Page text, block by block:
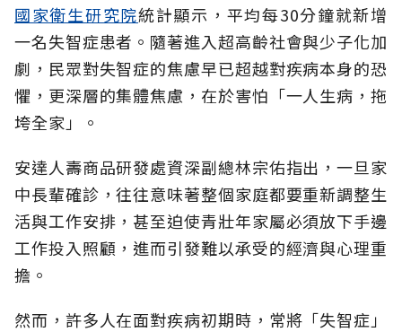
國家衛生研究院統計顯示，平均每30分鐘就新增
一名失智症患者。隨著進入超高齡社會與少子化加
劇，民眾對失智症的焦慮早已超越對疾病本身的恐
懼，更深層的集體焦慮，在於害怕「一人生病，拖
垮全家」。
安達人壽商品研發處資深副總林宗佑指出，一旦家
中長輩確診，往往意味著整個家庭都要重新調整生
活與工作安排，甚至迫使青壯年家屬必須放下手邊
工作投入照顧，進而引發難以承受的經濟與心理重
擔。
然而，許多人在面對疾病初期時，常將「失智症」